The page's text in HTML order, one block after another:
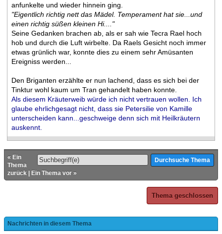
anfunkelte und wieder hinnein ging.
"Eigentlich richtig nett das Mädel. Temperament hat sie...und
einen richtig süßen kleinen Hi...."
Seine Gedanken brachen ab, als er sah wie Tecra Rael hoch
hob und durch die Luft wirbelte. Da Raels Gesicht noch immer
etwas grünlich war, konnte dies zu einem sehr Amüsanten
Ereigniss werden...
Den Briganten erzählte er nun lachend, dass es sich bei der
Tinktur wohl kaum um Tran gehandelt haben konnte.
Als diesem Kräuterweib würde ich nicht vertrauen wollen. Ich
glaube ehrlichgesagt nicht, dass sie Petersilie von Kamille
unterscheiden kann...geschweige denn sich mit Heilkräutern
auskennt.
« Ein
Thema
zurück
Ein Thema vor »
Thema geschlossen
Nachrichten in diesem Thema